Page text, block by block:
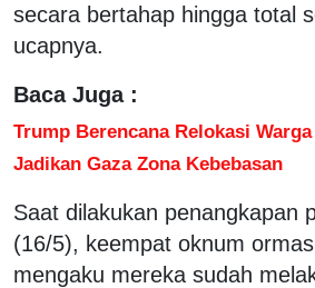
secara bertahap hingga total
ucapnya.
Baca Juga :
Trump Berencana Relokasi
Jadikan Gaza Zona Kebebasan
Saat dilakukan penangkapan
(16/5), keempat oknum
mengaku mereka sudah